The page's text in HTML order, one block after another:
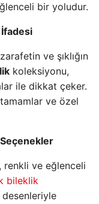
bir yoludur.
İfadesi
ve şıklığın
koleksiyonu,
ile dikkat çeker.
tamamlar ve özel
renkli ve eğlenceli
bileklik